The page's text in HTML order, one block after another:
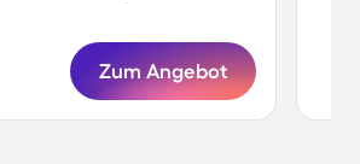
Zum Angebot